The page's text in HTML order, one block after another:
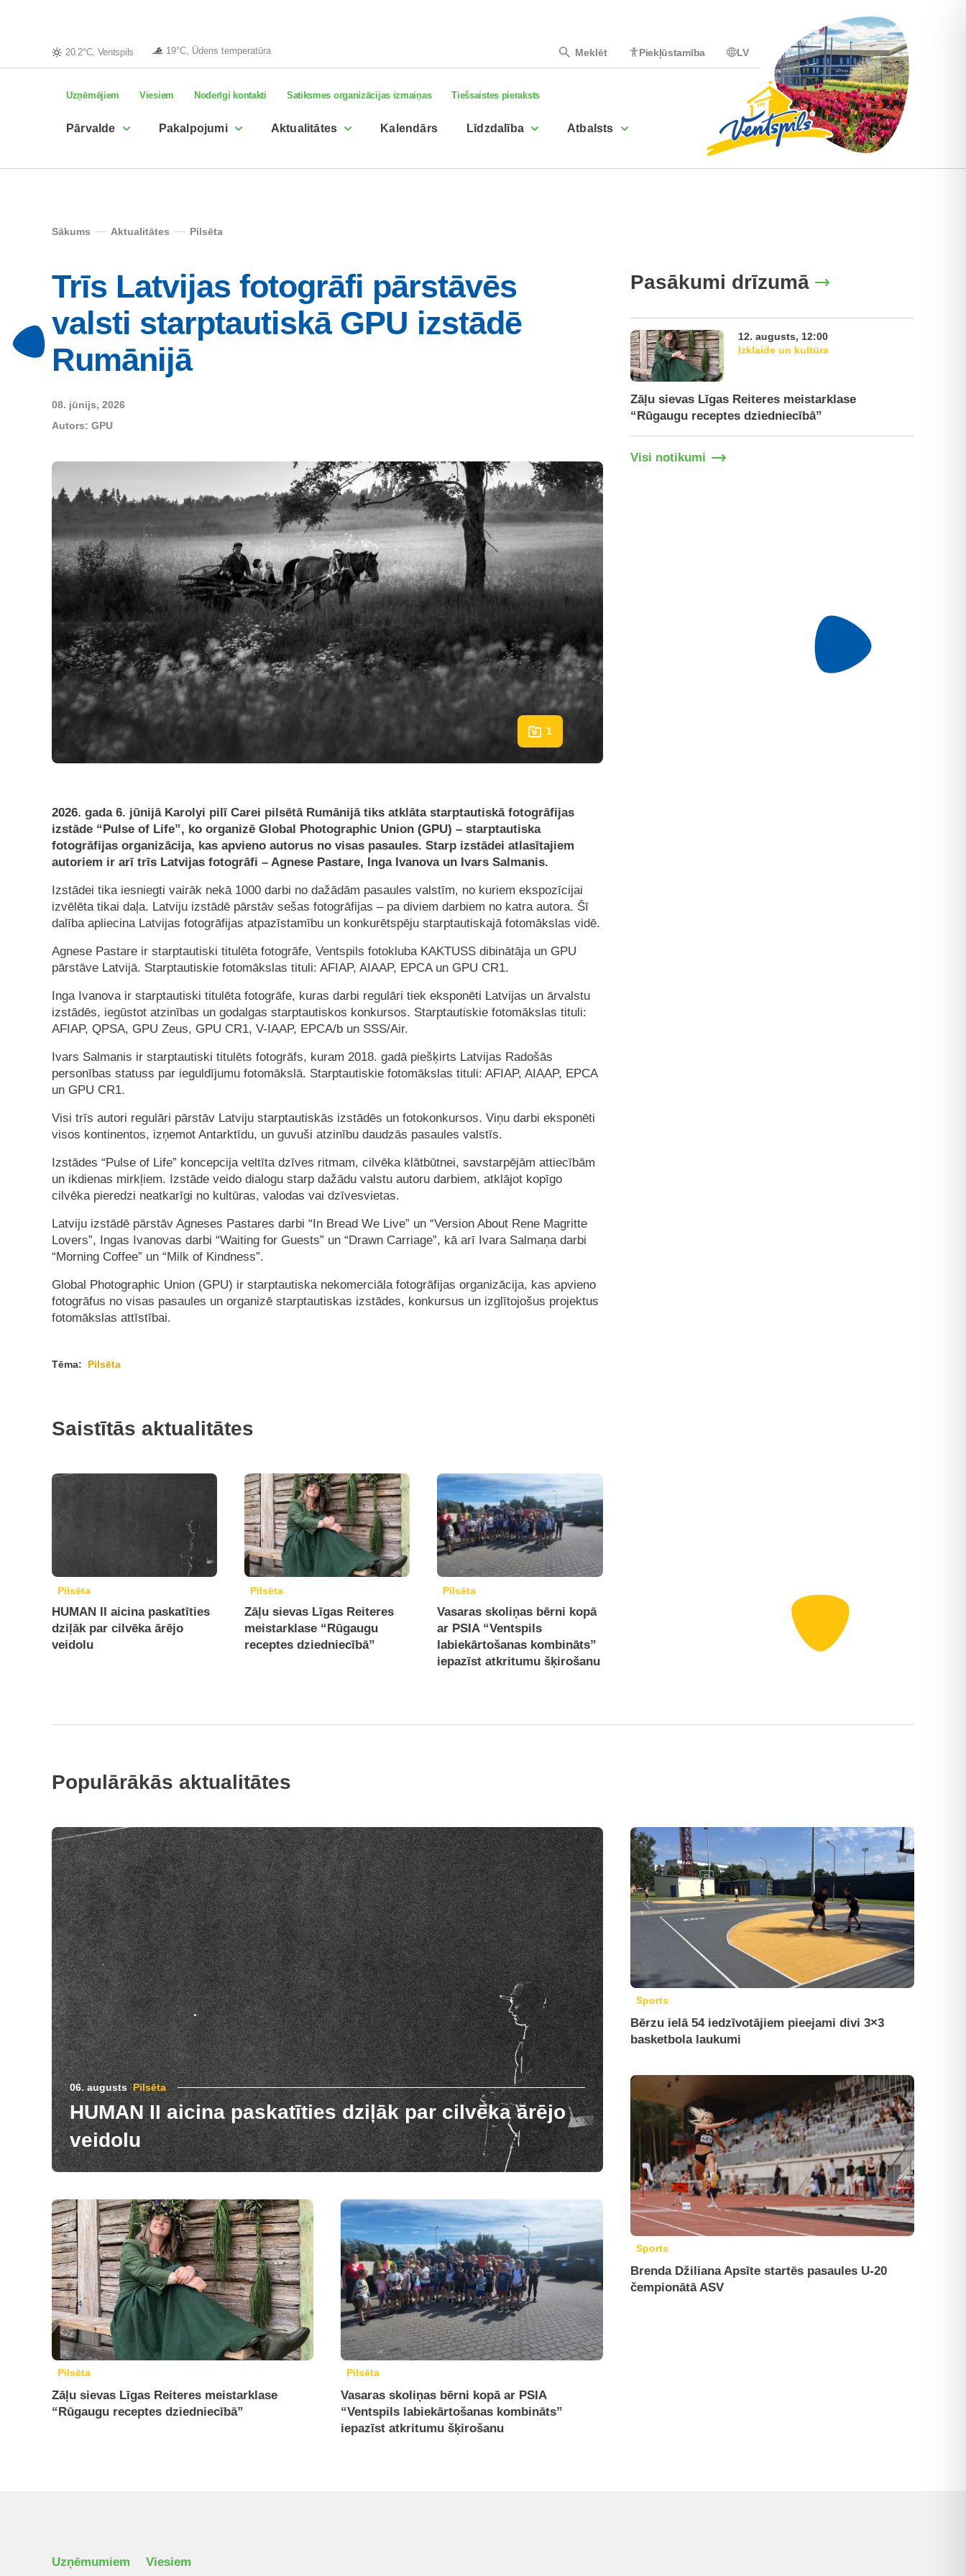
20.2°C, Ventspils 19°C, Ūdens temperatūra Meklēt Piekļūstamība LV
Uzņēmējiem Viesiem Noderīgi kontakti Satiksmes organizācijas izmaiņas Tiešsaistes pieraksts
Pārvalde Pakalpojumi Aktualitātes Kalendārs Līdzdalība Atbalsts
Sākums Aktualitātes Pilsēta
Trīs Latvijas fotogrāfi pārstāvēs
valsti starptautiskā GPU izstādē
Rumānijā
08. jūnijs, 2026
Autors: GPU
1
2026. gada 6. jūnijā Karolyi pilī Carei pilsētā Rumānijā tiks atklāta starptautiskā fotogrāfijas
izstāde “Pulse of Life”, ko organizē Global Photographic Union (GPU) – starptautiska
fotogrāfijas organizācija, kas apvieno autorus no visas pasaules. Starp izstādei atlasītajiem
autoriem ir arī trīs Latvijas fotogrāfi – Agnese Pastare, Inga Ivanova un Ivars Salmanis.
Izstādei tika iesniegti vairāk nekā 1000 darbi no dažādām pasaules valstīm, no kuriem ekspozīcijai
izvēlēta tikai daļa. Latviju izstādē pārstāv sešas fotogrāfijas – pa diviem darbiem no katra autora. Šī
dalība apliecina Latvijas fotogrāfijas atpazīstamību un konkurētspēju starptautiskajā fotomākslas vidē.
Agnese Pastare ir starptautiski titulēta fotogrāfe, Ventspils fotokluba KAKTUSS dibinātāja un GPU
pārstāve Latvijā. Starptautiskie fotomākslas tituli: AFIAP, AIAAP, EPCA un GPU CR1.
Inga Ivanova ir starptautiski titulēta fotogrāfe, kuras darbi regulāri tiek eksponēti Latvijas un ārvalstu
izstādēs, iegūstot atzinības un godalgas starptautiskos konkursos. Starptautiskie fotomākslas tituli:
AFIAP, QPSA, GPU Zeus, GPU CR1, V-IAAP, EPCA/b un SSS/Air.
Ivars Salmanis ir starptautiski titulēts fotogrāfs, kuram 2018. gadā piešķirts Latvijas Radošās
personības statuss par ieguldījumu fotomākslā. Starptautiskie fotomākslas tituli: AFIAP, AIAAP, EPCA
un GPU CR1.
Visi trīs autori regulāri pārstāv Latviju starptautiskās izstādēs un fotokonkursos. Viņu darbi eksponēti
visos kontinentos, izņemot Antarktīdu, un guvuši atzinību daudzās pasaules valstīs.
Izstādes “Pulse of Life” koncepcija veltīta dzīves ritmam, cilvēka klātbūtnei, savstarpējām attiecībām
un ikdienas mirkļiem. Izstāde veido dialogu starp dažādu valstu autoru darbiem, atklājot kopīgo
cilvēka pieredzi neatkarīgi no kultūras, valodas vai dzīvesvietas.
Latviju izstādē pārstāv Agneses Pastares darbi “In Bread We Live” un “Version About Rene Magritte
Lovers”, Ingas Ivanovas darbi “Waiting for Guests” un “Drawn Carriage”, kā arī Ivara Salmaņa darbi
“Morning Coffee” un “Milk of Kindness”.
Global Photographic Union (GPU) ir starptautiska nekomerciāla fotogrāfijas organizācija, kas apvieno
fotogrāfus no visas pasaules un organizē starptautiskas izstādes, konkursus un izglītojošus projektus
fotomākslas attīstībai.
Tēma: Pilsēta
Saistītās aktualitātes
Pilsēta
HUMAN II aicina paskatīties
dziļāk par cilvēka ārējo
veidolu
Pilsēta
Zāļu sievas Līgas Reiteres
meistarklase “Rūgaugu
receptes dziedniecībā”
Pilsēta
Vasaras skoliņas bērni kopā
ar PSIA “Ventspils
labiekārtošanas kombināts”
iepazīst atkritumu šķirošanu
Pasākumi drīzumā
12. augusts, 12:00
Izklaide un kultūra
Zāļu sievas Līgas Reiteres meistarklase
“Rūgaugu receptes dziedniecībā”
Visi notikumi
Populārākās aktualitātes
06. augusts Pilsēta
HUMAN II aicina paskatīties dziļāk par cilvēka ārējo
veidolu
Pilsēta
Zāļu sievas Līgas Reiteres meistarklase
“Rūgaugu receptes dziedniecībā”
Pilsēta
Vasaras skoliņas bērni kopā ar PSIA
“Ventspils labiekārtošanas kombināts”
iepazīst atkritumu šķirošanu
Sports
Bērzu ielā 54 iedzīvotājiem pieejami divi 3×3
basketbola laukumi
Sports
Brenda Džiliana Apsīte startēs pasaules U-20
čempionātā ASV
Uzņēmumiem Viesiem